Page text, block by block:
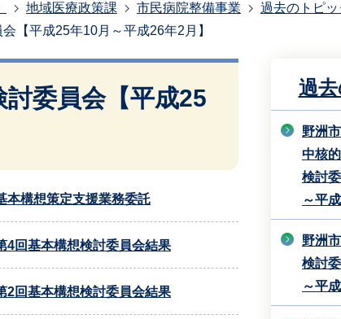
地域医療政策課 市民病院整備事業
過去のトピッ
【平成25年10月～平成26年2月】
委員会【平成25
本構想策定支援業務委託
4回基本構想検討委員会結果
2回基本構想検討委員会結果
過
野洲
中核
検討
～平
野洲
検討
～平